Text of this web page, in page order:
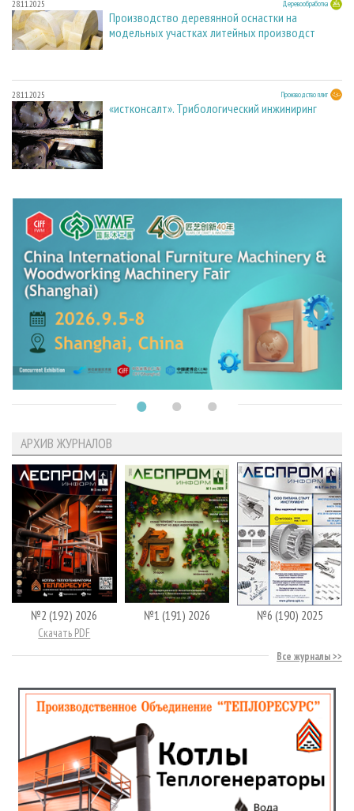
28.11.2025 Деревообработка
Производство деревянной оснастки на
модельных участках литейных производст
28.11.2025 Производство плит
«истконсалт». Трибологический инжиниринг
АРХИВ ЖУРНАЛОВ
№2 (192) 2026
Скачать PDF
№1 (191) 2026 №6 (190) 2025
Все журналы